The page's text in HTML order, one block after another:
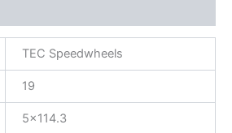
TEC Speedwheels
19
5×114.3